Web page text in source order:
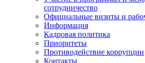
сотрудничество
Официальные визиты и
Информация
Кадровая политика
Приоритеты
Противодействие коррупции
Контакты